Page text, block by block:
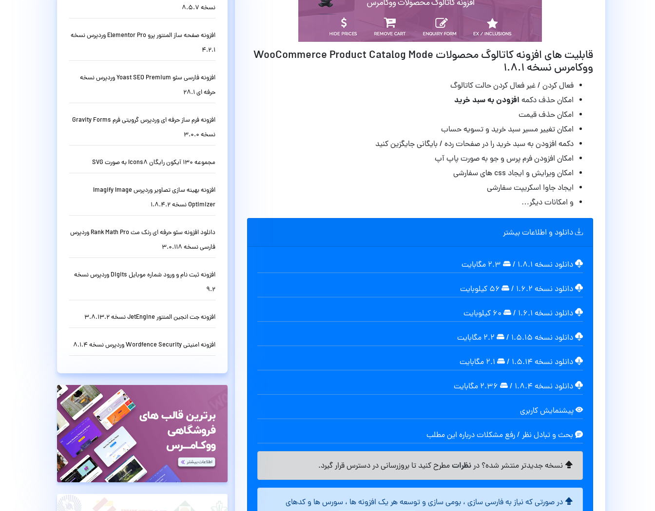
قابلیت های افزونه کاتالوگ محصولات WooCommerce Product Catalog Mode
ووکامرس نسخه ۱.۸.۱
فعال کردن / غیر فعال کردن حالت کاتالوگ
امکان حذف دکمه افزودن به سبد خرید
امکان حذف قیمت
امکان تغییر مسیر سبد خرید و تسویه حساب
دکمه افزودن به سبد خرید را در صفحات رده / بایگانی جایگزین کنید
امکان افزودن فرم پرس و جو به صورت پاپ آپ
امکان ویرایش و ایجاد css های سفارشی
ایجاد جاوا اسکریپت سفارشی
و امکانات دیگر…
دانلود و اطلاعات بیشتر
دانلود نسخه ۱.۸.۱ /
دانلود نسخه ۱.۶.۲ /
دانلود نسخه ۱.۶.۱ /
دانلود نسخه ۱.۵.۱۵ /
دانلود نسخه ۱.۵.۱۴ /
دانلود نسخه ۱.۸.۴ /
پیشنمایش کاربری
بحث و تبادل نظر / رفع مشکلات درباره این مطلب
نسخه جدیدتر منتشر شده؟ درنظراتمطرح کنید تا بروزرسانی در دسترس قرار گیرد.
در صورتی که نیاز به فارسی سازی ، بومی سازی و توسعه هر یک افزونه ها ، سورس ها و کدهای
نسخه 8.5.7
افزونه صفحه ساز المنتور پرو Elementor Pro وردپرس نسخه
4.2.1
افزونه فارسی سئو Yoast SEO Premium وردپرس نسخه
حرفه ای 28.1
افزونه فرم ساز حرفه ای وردپرس گرویتی فرم Gravity Forms
نسخه 3.0.0
مجموعه 130 آیکون رایگان Icons8 به صورت SVG
افزونه بهینه سازی تصاویر وردپرس Imagify Image
Optimizer نسخه 1.8.4.2
دانلود افزونه سئو حرفه ای رنک مث Rank Math Pro وردپرس
فارسی نسخه 3.0.118
افزونه ثبت نام و ورود شماره موبایل Digits وردپرس نسخه
9.2
افزونه جت انجین المنتور JetEngine نسخه 3.8.13.2
افزونه امنیتی Wordfence Security وردپرس نسخه 8.1.4